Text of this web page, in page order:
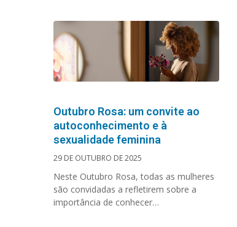
Outubro Rosa: um convite ao
autoconhecimento e à
sexualidade feminina
29 DE OUTUBRO DE 2025
Neste Outubro Rosa, todas as mulheres
são convidadas a refletirem sobre a
importância de conhecer…